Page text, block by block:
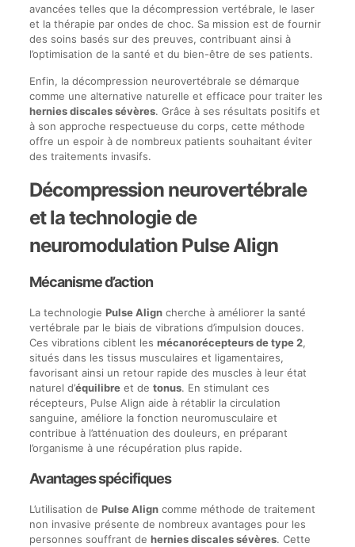
avancées telles que la décompression vertébrale, le laser
et la thérapie par ondes de choc. Sa mission est de fournir
des soins basés sur des preuves, contribuant ainsi à
l’optimisation de la santé et du bien-être de ses patients.
Enfin, la décompression neurovertébrale se démarque
comme une alternative naturelle et efficace pour traiter les
hernies discales sévères. Grâce à ses résultats positifs et
à son approche respectueuse du corps, cette méthode
offre un espoir à de nombreux patients souhaitant éviter
des traitements invasifs.
Décompression neurovertébrale
et la technologie de
neuromodulation Pulse Align
Mécanisme d’action
La technologie Pulse Aligncherche à améliorer la santé
vertébrale par le biais de vibrations d’impulsion douces.
Ces vibrations ciblent les mécanorécepteurs de type 2,
situés dans les tissus musculaires et ligamentaires,
favorisant ainsi un retour rapide des muscles à leur état
naturel d’équilibreet de tonus. En stimulant ces
récepteurs, Pulse Align aide à rétablir la circulation
sanguine, améliore la fonction neuromusculaire et
contribue à l’atténuation des douleurs, en préparant
l’organisme à une récupération plus rapide.
Avantages spécifiques
L’utilisation de Pulse Aligncomme méthode de traitement
non invasive présente de nombreux avantages pour les
personnes souffrant de hernies discales sévères. Cette